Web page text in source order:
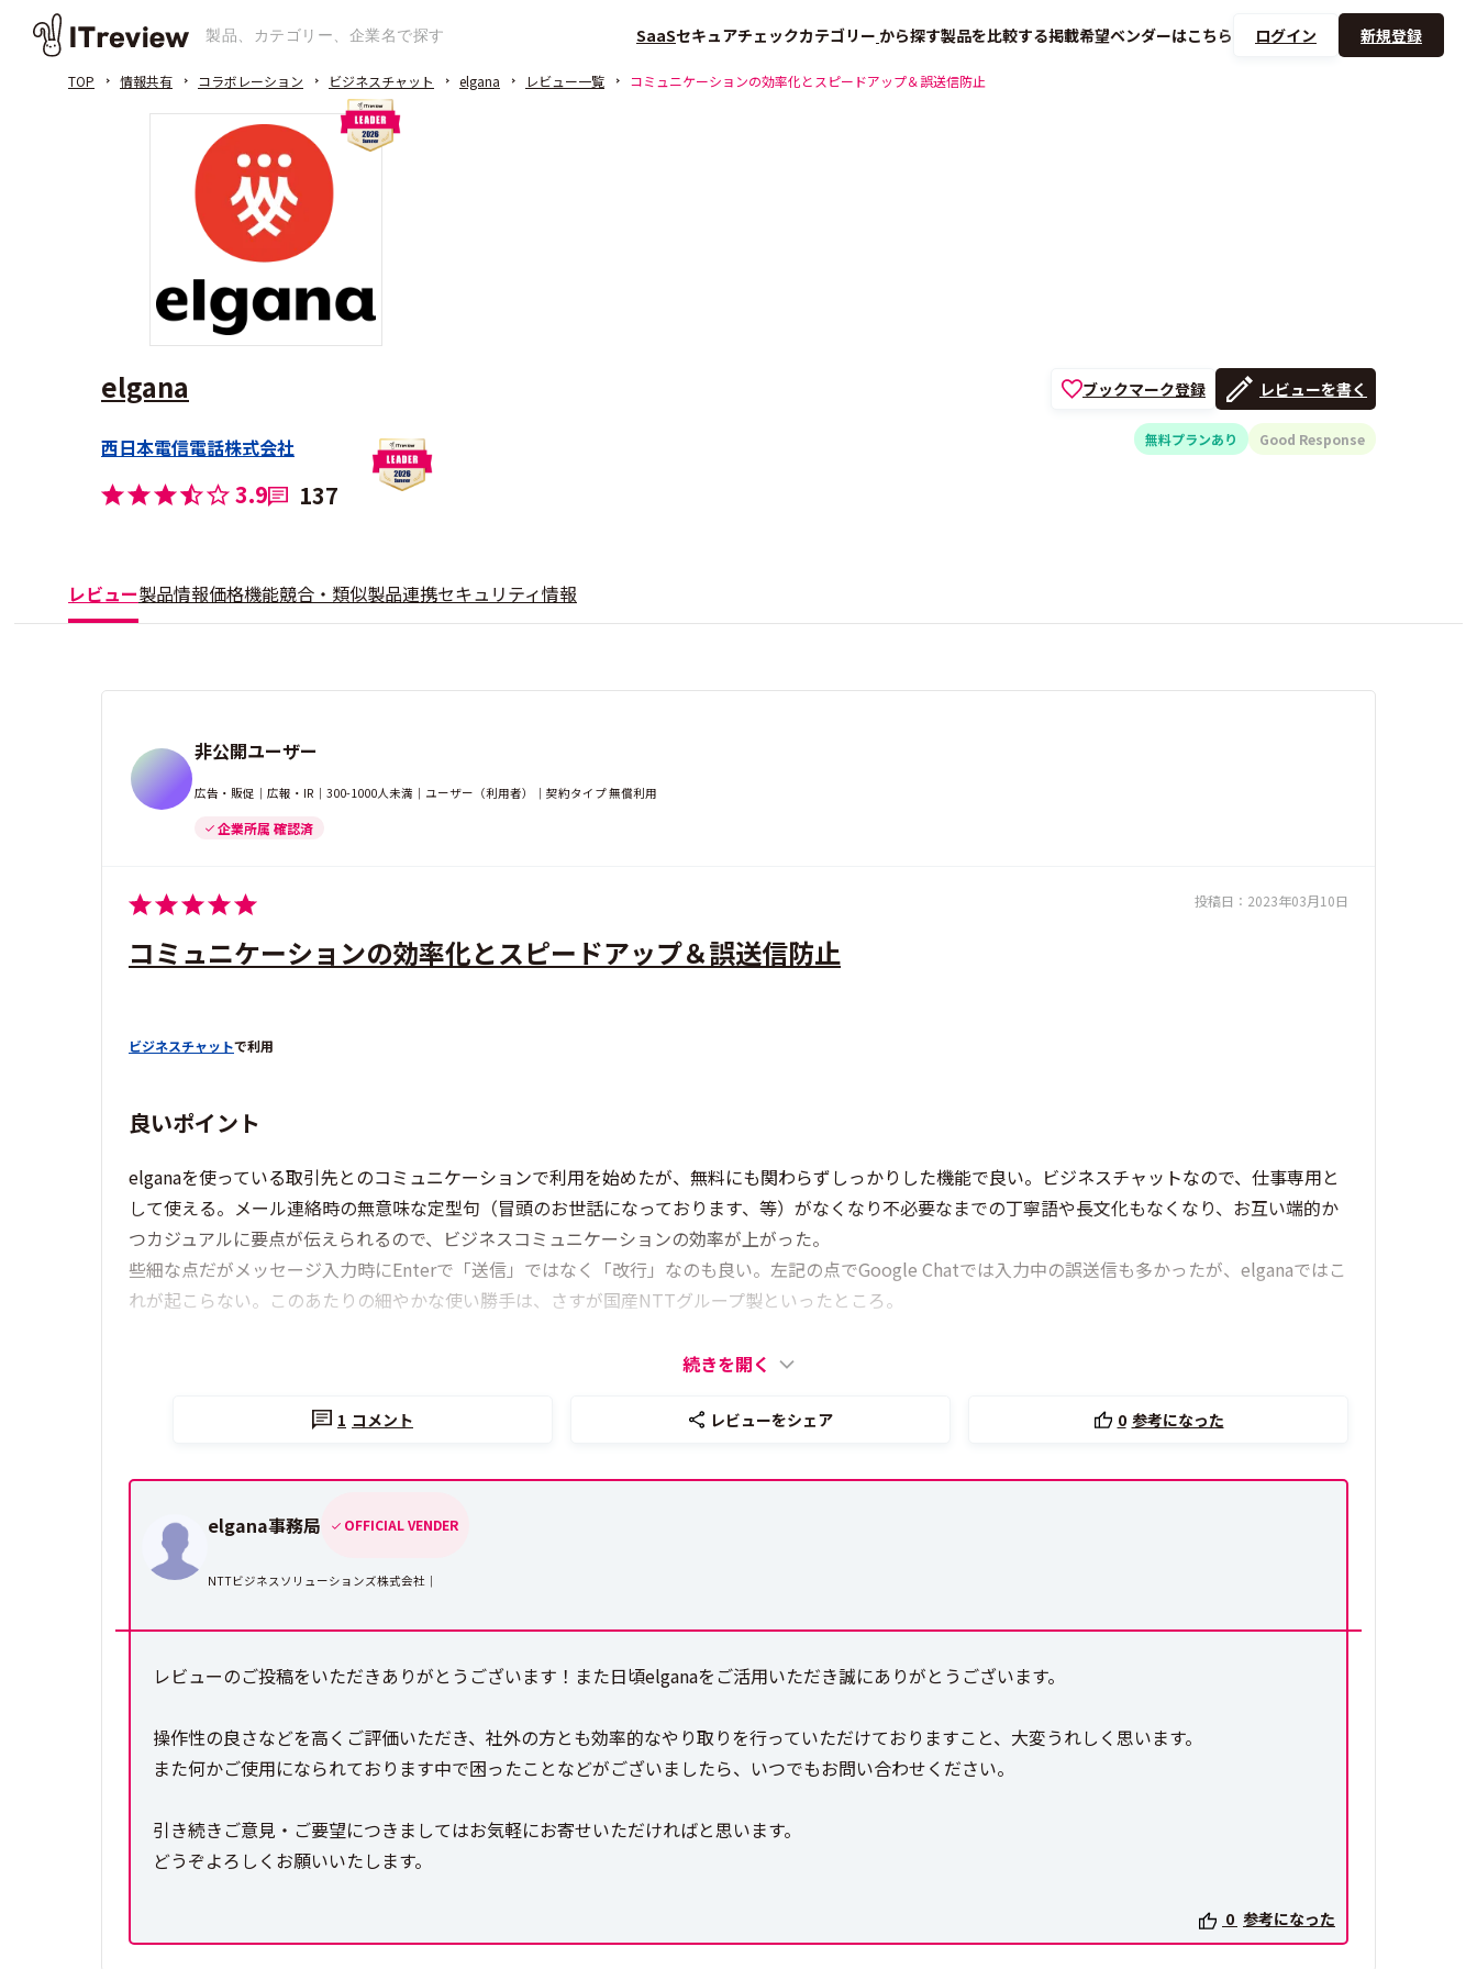
SaaSセキュアチェックカテゴリー から探す製品を比較する掲載希望ベンダーはこちら ログイン 新規登録
TOP 情報共有 コラボレーション ビジネスチャット elgana レビュー一覧 コミュニケーションの効率化とスピードアップ＆誤送信防止
elgana
西日本電信電話株式会社
3.9 137
ブックマーク登録 レビューを書く
無料プランあり Good Response
レビュー製品情報価格機能競合・類似製品連携セキュリティ情報
非公開ユーザー
広告・販促｜広報・IR｜300-1000人未満｜ユーザー（利用者）｜契約タイプ 無償利用
企業所属 確認済
投稿日： 2023年03月10日
コミュニケーションの効率化とスピードアップ＆誤送信防止
ビジネスチャットで利用
良いポイント
elganaを使っている取引先とのコミュニケーションで利用を始めたが、無料にも関わらずしっかりした機能で良い。ビジネスチャットなので、仕事専用と
して使える。メール連絡時の無意味な定型句（冒頭のお世話になっております、等）がなくなり不必要なまでの丁寧語や長文化もなくなり、お互い端的か
つカジュアルに要点が伝えられるので、ビジネスコミュニケーションの効率が上がった。
些細な点だがメッセージ入力時にEnterで「送信」ではなく「改行」なのも良い。左記の点でGoogle Chatでは入力中の誤送信も多かったが、elganaではこ
れが起こらない。このあたりの細やかな使い勝手は、さすが国産NTTグループ製といったところ。
続きを開く
1 コメント レビューをシェア 0 参考になった
elgana事務局 OFFICIAL VENDER
NTTビジネスソリューションズ株式会社｜
レビューのご投稿をいただきありがとうございます！また日頃elganaをご活用いただき誠にありがとうございます。
操作性の良さなどを高くご評価いただき、社外の方とも効率的なやり取りを行っていただけておりますこと、大変うれしく思います。
また何かご使用になられております中で困ったことなどがございましたら、いつでもお問い合わせください。
引き続きご意見・ご要望につきましてはお気軽にお寄せいただければと思います。
どうぞよろしくお願いいたします。
0 参考になった